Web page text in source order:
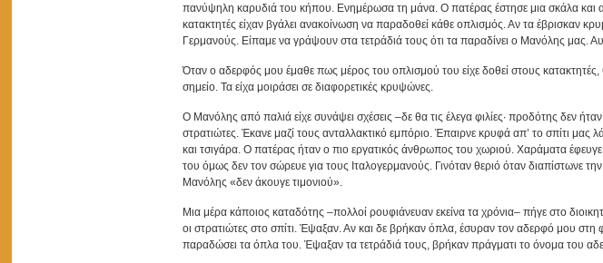
πανύψηλη καρυδιά του κήπου. Ενημέρωσα τη μάνα. Ο πατέρας έστησε μια σκάλα και
κατακτητές είχαν βγάλει ανακοίνωση να παραδοθεί κάθε οπλισμός. Αν τα έβρισκαν
Γερμανούς. Είπαμε να γράψουν στα τετράδιά τους ότι τα παραδίνει ο Μανόλης μας.
Όταν ο αδερφός μου έμαθε πως μέρος του οπλισμού του είχε δοθεί στους
σημείο. Τα είχα μοιράσει σε διαφορετικές κρυψώνες.
Ο Μανόλης από παλιά είχε συνάψει σχέσεις –δε θα τις έλεγα φιλίες· προδότης δεν
στρατιώτες. Έκανε μαζί τους ανταλλακτικό εμπόριο. Έπαιρνε κρυφά απ’ το σπίτι μας
και τσιγάρα. Ο πατέρας ήταν ο πιο εργατικός άνθρωπος του χωριού. Χαράματα
του όμως δεν τον σώρευε για τους Ιταλογερμανούς. Γινόταν θεριό όταν διαπίστωνε
Μανόλης «δεν άκουγε τιμονιού».
Μια μέρα κάποιος καταδότης –πολλοί ρουφιάνευαν εκείνα τα χρόνια– πήγε στο
οι στρατιώτες στο σπίτι. Έψαξαν. Αν και δε βρήκαν όπλα, έσυραν τον αδερφό μου
παραδώσει τα όπλα του. Έψαξαν τα τετράδιά τους, βρήκαν πράγματι το όνομα του